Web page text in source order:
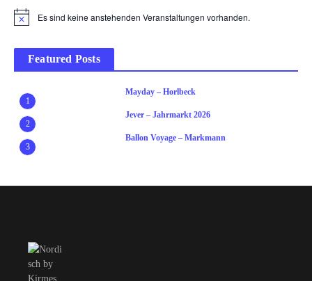
HinweisEs sind keine anstehenden Veranstaltungen vorhanden.
Featured Posts
1
Mayday – Horlbeck
2
Jever – Jahrmarkt 2026
3
Ballon Voyage – Markmann